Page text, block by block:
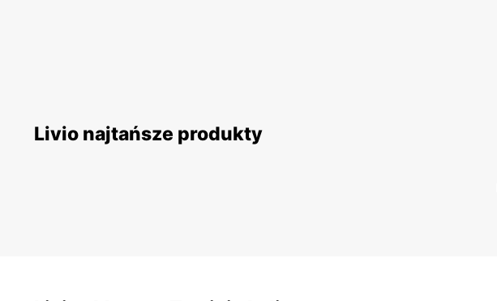
Livio najtańsze produkty